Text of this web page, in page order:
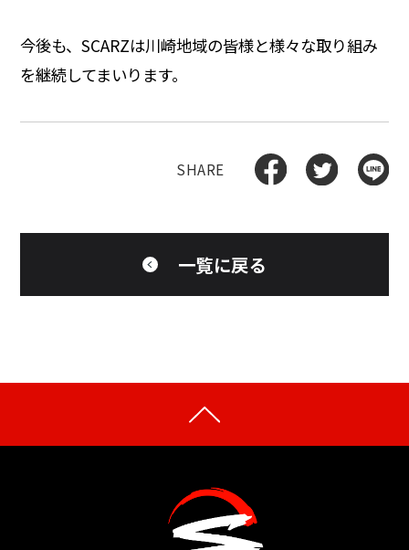
今後も、SCARZは川崎地域の皆様と様々な取り組み
を継続してまいります。
一覧に戻る